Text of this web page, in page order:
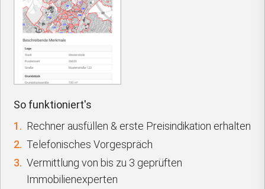
So funktioniert's
1. Rechner ausfüllen & erste Preisindikation erhalten
2. Telefonisches Vorgespräch
3. Vermittlung von bis zu 3 geprüften
Immobilienexperten